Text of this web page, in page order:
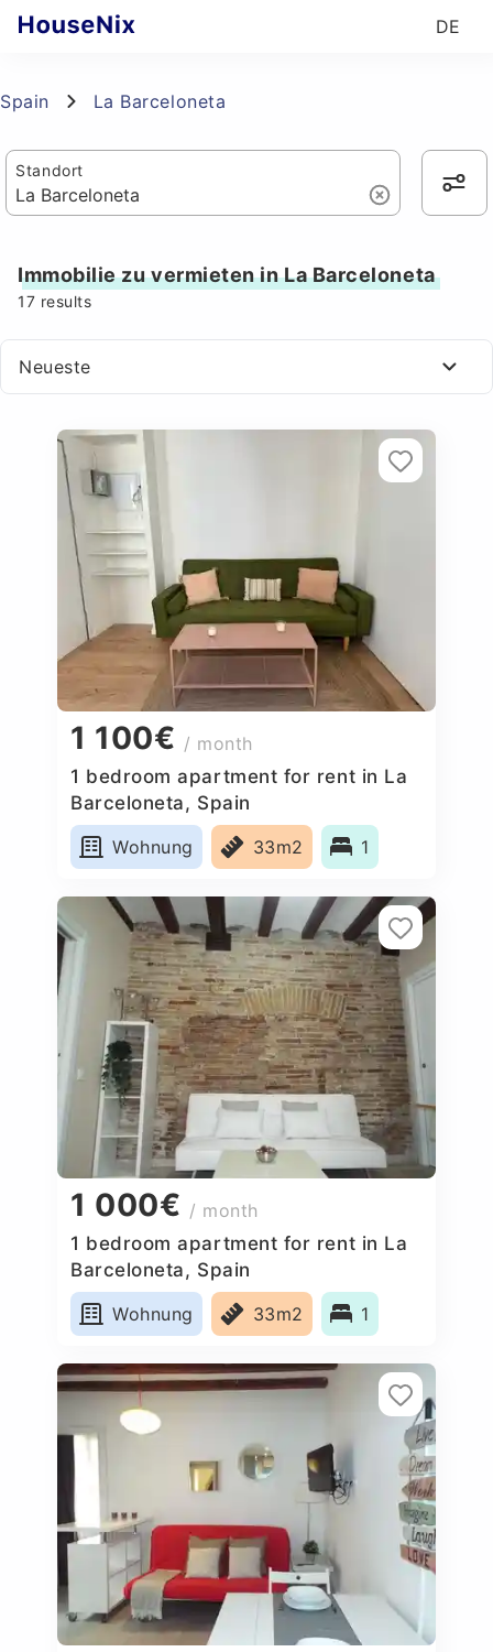
DE
Spain La Barceloneta
Standort
Immobilie zu vermieten in La Barceloneta
17 results
Neueste
1 100€ / month
1 bedroom apartment for rent in La
Barceloneta, Spain
Wohnung
33m2 1
1 000€ / month
1 bedroom apartment for rent in La
Barceloneta, Spain
Wohnung
33m2 1